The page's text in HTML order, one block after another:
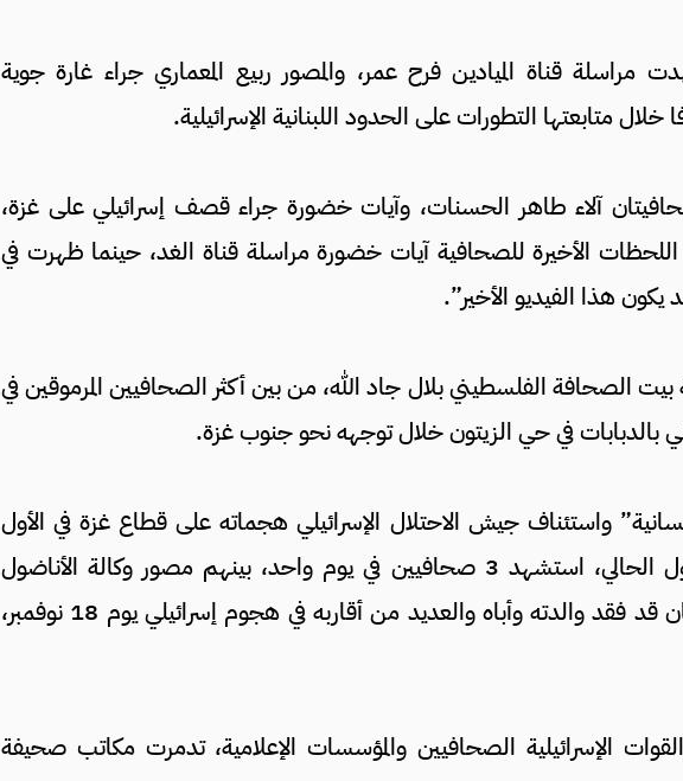
مراسلة قناة الميادين فرح عمر، والمصور ربيع المعماري جراء غارة جوية
خلال متابعتها التطورات على الحدود اللبنانية الإسرائيلية.
آلاء طاهر الحسنات، وآيات خضورة جراء قصف إسرائيلي على غزة،
الأخيرة للصحافية آيات خضورة مراسلة قناة الغد، حينما ظهرت في
هذا الفيديو الأخير”.
الصحافة الفلسطيني بلال جاد الله، من بين أكثر الصحافيين المرموقين في
بالدبابات في حي الزيتون خلال توجهه نحو جنوب غزة.
واستئناف جيش الاحتلال الإسرائيلي هجماته على قطاع غزة في الأول
من ديسمبر/ كانون الأول الحالي، استشهد 3 صحافيين في يوم واحد، بينهم مصور وكالة الأناضول
منتصر الصواف الذي كان قد فقد والدته وأباه والعديد من أقاربه في هجوم إسرائيلي يوم 18 نوفمبر،
الإسرائيلية الصحافيين والمؤسسات الإعلامية، تدمرت مكاتب صحيفة